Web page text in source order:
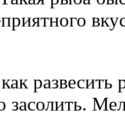
засолить.